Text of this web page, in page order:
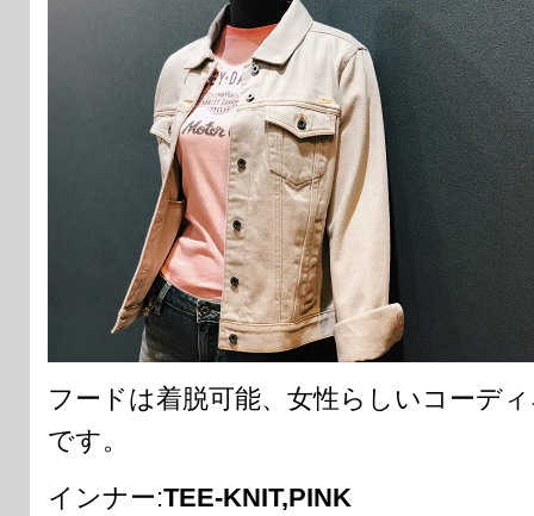
フードは着脱可能、女性らしいコーデ
です。
インナー:TEE-KNIT,PINK